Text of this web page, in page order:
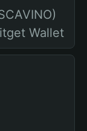
Wallet